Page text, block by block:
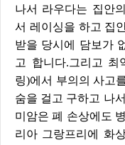
나서 라우다는 집안
서 레이싱을 하고 집
받을 당시에 담보가
고 합니다.그리고 최
링)에서 부의의 사고
숨을 걸고 구하고 나
미암은 폐 손상에도
리아 그랑프리에 화